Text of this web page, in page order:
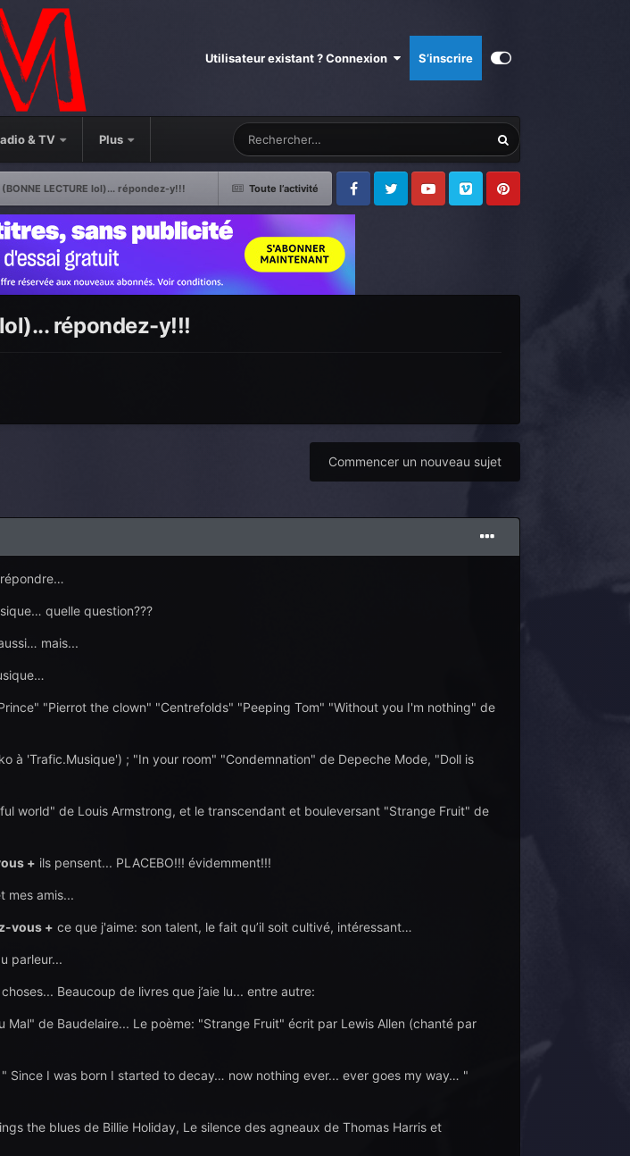
Utilisateur existant ? Connexion S’inscrire
& TV Plus
Toute l’activité
LECTURE lol)... répondez-y!!!
FacebookTwitter Youtube Vimeo Pinterest
répondez-y!!!
Commencer un nouveau sujet
quelle question???
mais...
"Pierrot the clown" "Centrefolds" "Peeping Tom" "Without you I'm nothing" de
à 'Trafic.Musique') ; "In your room" "Condemnation" de Depeche Mode, "Doll is
world" de Louis Armstrong, et le transcendant et bouleversant "Strange Fruit" de
+ ils pensent... PLACEBO!!! évidemment!!!
mes amis...
vous + ce que j'aime: son talent, le fait qu’il soit cultivé, intéressant…
parleur...
Beaucoup de livres que j’aie lu... entre autre:
Mal" de Baudelaire... Le poème: "Strange Fruit" écrit par Lewis Allen (chanté par
" Since I was born I started to decay… now nothing ever... ever goes my way… "
the blues de Billie Holiday, Le silence des agneaux de Thomas Harris et